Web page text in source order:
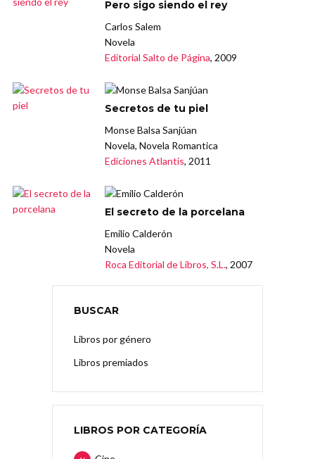
Pero sigo siendo el rey
Carlos Salem
Novela
Editorial Salto de Página, 2009
Secretos de tu piel
Monse Balsa Sanjúan
Novela, Novela Romantica
Ediciones Atlantis, 2011
El secreto de la porcelana
Emilio Calderón
Novela
Roca Editorial de Libros, S.L., 2007
BUSCAR
Libros por género
Libros premiados
LIBROS POR CATEGORÍA